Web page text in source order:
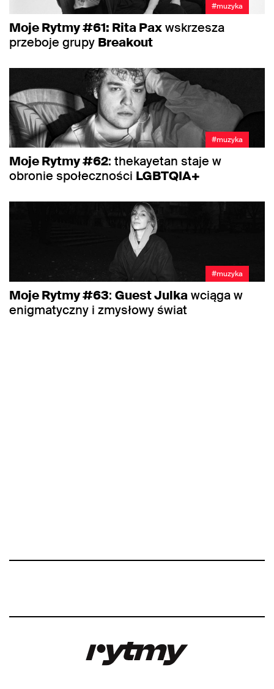
#muzyka
Moje Rytmy #61: Rita Paxwskrzesza
przeboje grupy Breakout
#muzyka
Moje Rytmy #62: thekayetan staje w
obronie społeczności LGBTQIA+
#muzyka
Moje Rytmy #63: Guest Julkawciąga w
enigmatyczny i zmysłowy świat